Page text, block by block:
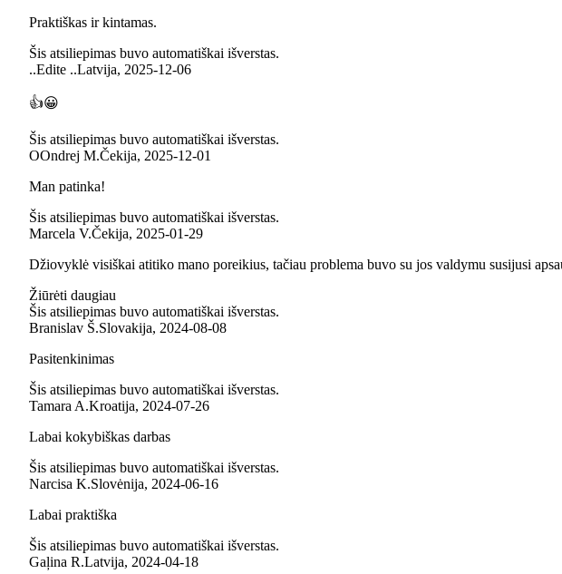
Praktiškas ir kintamas.
Šis atsiliepimas buvo automatiškai išverstas.
..Edite ..Latvija, 2025‑12‑06
👍😀
Šis atsiliepimas buvo automatiškai išverstas.
OOndrej M.Čekija, 2025‑12‑01
Man patinka!
Šis atsiliepimas buvo automatiškai išverstas.
Marcela V.Čekija, 2025‑01‑29
Džiovyklė visiškai atitiko mano poreikius, tačiau problema buvo su jos valdymu susijusi
Žiūrėti daugiau
Šis atsiliepimas buvo automatiškai išverstas.
Branislav Š.Slovakija, 2024‑08‑08
Pasitenkinimas
Šis atsiliepimas buvo automatiškai išverstas.
Tamara A.Kroatija, 2024‑07‑26
Labai kokybiškas darbas
Šis atsiliepimas buvo automatiškai išverstas.
Narcisa K.Slovėnija, 2024‑06‑16
Labai praktiška
Šis atsiliepimas buvo automatiškai išverstas.
Gaļina R.Latvija, 2024‑04‑18